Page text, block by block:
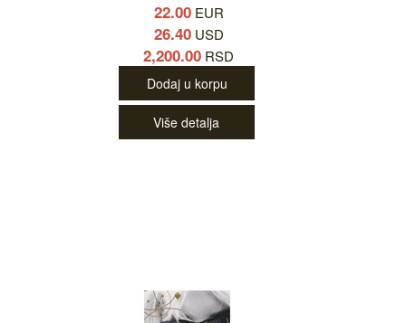
22.00EUR
26.40USD
2,200.00 RSD
Dodaj u korpu
Više detalja